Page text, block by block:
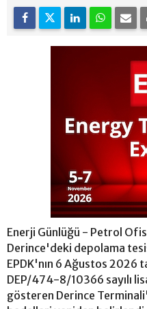
Enerji Günlüğü - Petrol
Derince'deki depolama
EPDK'nın 6 Ağustos 2026
DEP/474-8/10366 sayılı
gösteren Derince